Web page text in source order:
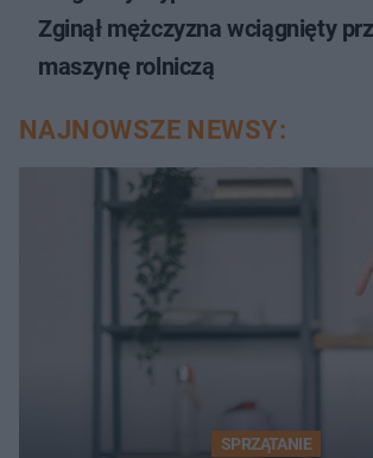
Zginął mężczyzna wciągnięty
maszynę rolniczą
NAJNOWSZE NEWSY:
SPRZĄTANIE